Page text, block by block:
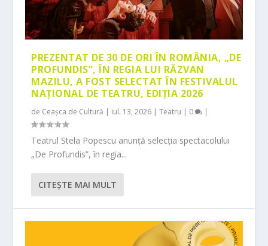
PREZENTAT DE 30 DE ORI ÎN ROMÂNIA, „DE
PROFUNDIS”, ÎN REGIA LUI RĂZVAN
MAZILU, A FOST SELECTAT ÎN FESTIVALUL
NAȚIONAL DE TEATRU, EDIȚIA 2026
de Ceașca de Cultură | iul. 13, 2026 |Teatru | 0 |
Teatrul Stela Popescu anunță selecția spectacolului
„De Profundis”, în regia...
CITEŞTE MAI MULT